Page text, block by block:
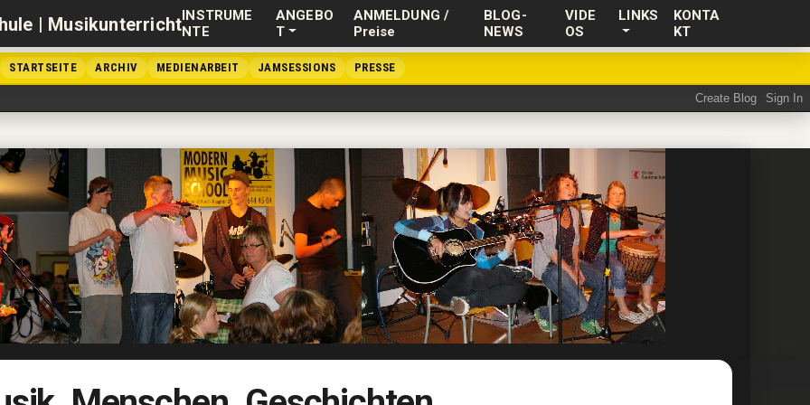
STARTSEITE ARCHIV MEDIENARBEIT JAMSESSIONS PRESSE
INSTRUME
NTE
ANGEBO
T
ANMELDUNG /
Preise
BLOG-
NEWS
VIDE
OS
LINKS
KONTA
KT